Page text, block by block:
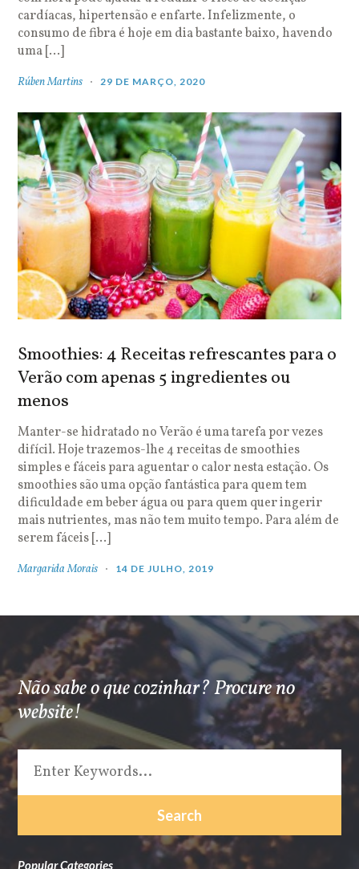
cardíacas, hipertensão e enfarte. Infelizmente, o
consumo de fibra é hoje em dia bastante baixo, havendo
uma […]
Rúben Martins 29 DE MARÇO, 2020
Smoothies: 4 Receitas refrescantes para o
Verão com apenas 5 ingredientes ou
menos
Manter-se hidratado no Verão é uma tarefa por vezes
difícil. Hoje trazemos-lhe 4 receitas de smoothies
simples e fáceis para aguentar o calor nesta estação. Os
smoothies são uma opção fantástica para quem tem
dificuldade em beber água ou para quem quer ingerir
mais nutrientes, mas não tem muito tempo. Para além de
serem fáceis […]
Margarida Morais 14 DE JULHO, 2019
Não sabe o que cozinhar? Procure no
website!
Popular Categories